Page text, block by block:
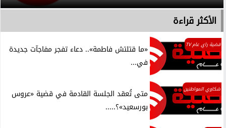
الأكثر قراءة
قضية راي عام TV
«ما قتلتش فاطمة».. دعاء تفجر مفاجآت جديدة
في...
شكاوي المواطنين
متى تُعقد الجلسة القادمة في قضية «عروس
بورسعيد»؟.....